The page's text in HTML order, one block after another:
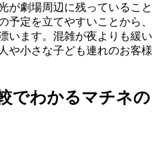
が劇場周辺に残っていること
予定を立てやすいことから、
います。混雑が夜よりも緩い
や小さな子ども連れのお客様
でわかるマチネの